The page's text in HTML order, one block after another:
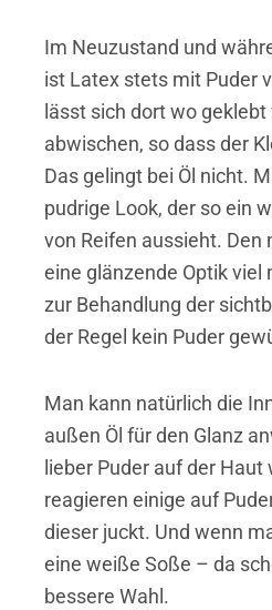
Im Neuzustand und
ist Latex stets mit Puder
lässt sich dort wo
abwischen, so dass der
Das gelingt bei Öl nicht.
pudrige Look, der so ein
von Reifen aussieht. Den
eine glänzende Optik viel
zur Behandlung der
der Regel kein Puder
Man kann natürlich die
außen Öl für den Glanz
lieber Puder auf der
reagieren einige auf
dieser juckt. Und wenn
eine weiße Soße – da
bessere Wahl.